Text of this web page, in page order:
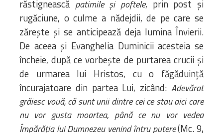
răstignească patimile și poftele, prin post și
rugăciune, o culme a nădejdii, de pe care se
zărește și se anticipează deja lumina Învierii.
De aceea și Evanghelia Duminicii acesteia se
încheie, după ce vorbește de purtarea crucii și
de urmarea lui Hristos, cu o făgăduință
încurajatoare din partea Lui, zicând: Adevărat
grăiesc vouă, că sunt unii dintre cei ce stau aici care
nu vor gusta moartea, până ce nu vor vedea
Împărăția lui Dumnezeu venind întru putere(Mc. 9,